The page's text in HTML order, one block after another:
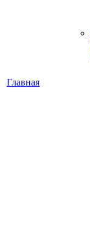
Главная